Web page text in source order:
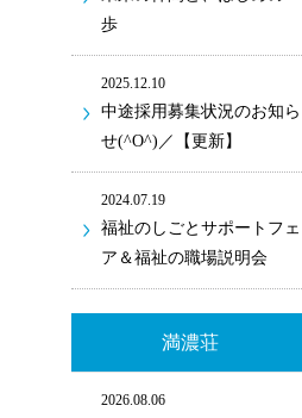
歩
2025.12.10
中途採用募集状況のお知ら
せ(^O^)／【更新】
2024.07.19
福祉のしごとサポートフェ
ア＆福祉の職場説明会
満濃荘
2026.08.06